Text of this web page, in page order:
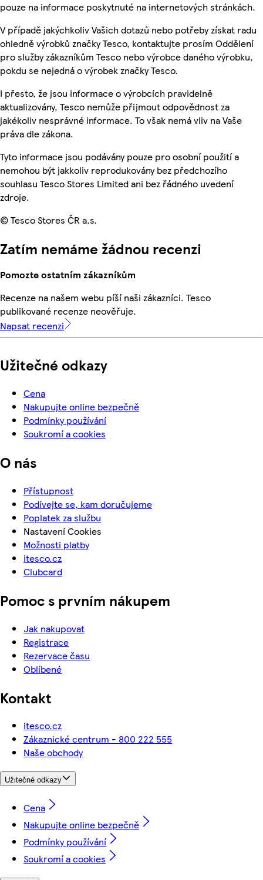
pouze na informace poskytnuté na internetových stránkách.
V případě jakýchkoliv Vašich dotazů nebo potřeby získat radu
ohledně výrobků značky Tesco, kontaktujte prosím Oddělení
pro služby zákazníkům Tesco nebo výrobce daného výrobku,
pokdu se nejedná o výrobek značky Tesco.
I přesto, že jsou informace o výrobcích pravidelně
aktualizovány, Tesco nemůže přijmout odpovědnost za
jakékoliv nesprávné informace. To však nemá vliv na Vaše
práva dle zákona.
Tyto informace jsou podávány pouze pro osobní použití a
nemohou být jakkoliv reprodukovány bez předchozího
souhlasu Tesco Stores Limited ani bez řádného uvedení
zdroje.
© Tesco Stores ČR a.s.
Zatím nemáme žádnou recenzi
Pomozte ostatním zákazníkům
Recenze na našem webu píší naši zákazníci. Tesco
publikované recenze neověřuje.
Napsat recenzi
Užitečné odkazy
Cena
Nakupujte online bezpečně
Podmínky používání
Soukromí a cookies
O nás
Přístupnost
Podívejte se, kam doručujeme
Poplatek za službu
Nastavení Cookies
Možnosti platby
itesco.cz
Clubcard
Pomoc s prvním nákupem
Jak nakupovat
Registrace
Rezervace času
Oblíbené
Kontakt
itesco.cz
Zákaznické centrum - 800 222 555
Naše obchody
Užitečné odkazy
Cena
Nakupujte online bezpečně
Podmínky používání
Soukromí a cookies